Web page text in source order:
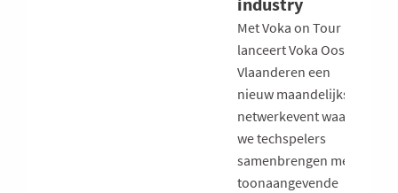
Met Voka on Tour
lanceert Voka Oost-
Vlaanderen een
nieuw maandelijks
netwerkevent waarbij
we techspelers
samenbrengen met
toonaangevende